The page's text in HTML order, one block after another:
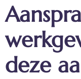
deze